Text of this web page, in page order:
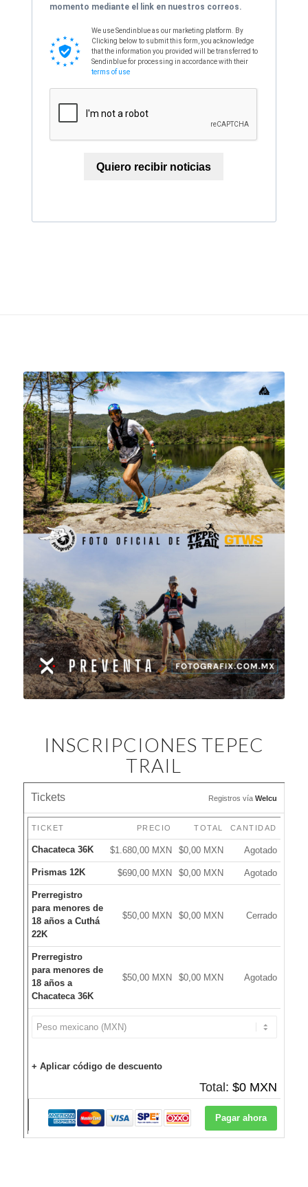
momento mediante el link en nuestros correos.
We use Sendinblue as our marketing platform. By
Clicking below to submit this form, you acknowledge
that the information you provided will be transferred to
Sendinblue for processing in accordance with their
terms of use
Quiero recibir noticias
INSCRIPCIONES TEPEC
TRAIL
Tickets Registros vía Welcu
TICKET PRECIO TOTAL CANTIDAD
Chacateca 36K $1.680,00 MXN $0,00 MXN Agotado
Prismas 12K $690,00 MXN $0,00 MXN Agotado
Prerregistro
para menores de
18 años a Cuthá
22K
$50,00 MXN $0,00 MXN Cerrado
Prerregistro
para menores de
18 años a
Chacateca 36K
$50,00 MXN $0,00 MXN Agotado
+ Aplicar código de descuento
Total: $0 MXN